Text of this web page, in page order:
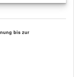
bis zur